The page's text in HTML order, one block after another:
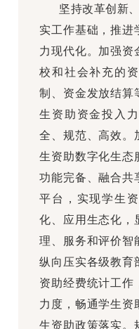
坚持改革创新
实工作基础，推进
力现代化。加强资
校和社会补充的
制、资金发放结算
生资助资金投入
全、规范、高效。
生资助数字化生态
功能完备、融合共
平台，实现学生
化、应用生态化，
理、服务和评价智
纵向压实各级教育
资助经费统计工作
力度，畅通学生资
生资助政策落实。